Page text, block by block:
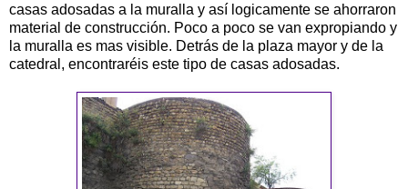
casas adosadas a la muralla y así logicamente se ahorraron
material de construcción. Poco a poco se van expropiando y
la muralla es mas visible. Detrás de la plaza mayor y de la
catedral, encontraréis este tipo de casas adosadas.